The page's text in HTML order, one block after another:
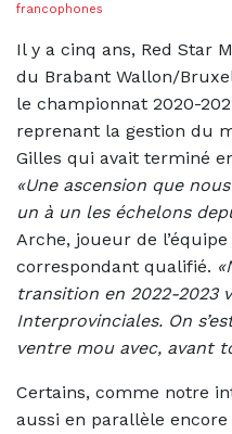
francophones
Il y a cinq ans, Red Star
du Brabant Wallon/
le championnat 2020-
reprenant la gestion du
Gilles qui avait terminé
«Une ascension que
un à un les échelons
Arche, joueur de
correspondant qualifié.
transition en 2022-2023
Interprovinciales. On
ventre mou avec, avant
Certains, comme notre
aussi en parallèle